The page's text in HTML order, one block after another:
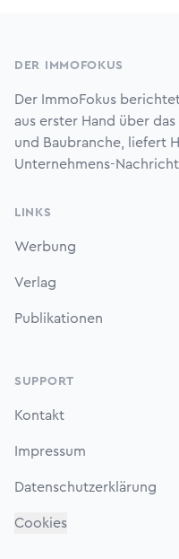
DER IMMOFOKUS
Der ImmoFokus
aus erster Hand über
und Baubranche, liefert
Unternehmens-
LINKS
Werbung
Verlag
Publikationen
SUPPORT
Kontakt
Impressum
Datenschutzerklärung
Cookies